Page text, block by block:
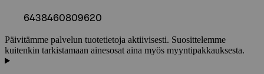
6438460809620
Päivitämme palvelun tuotetietoja aktiivisesti. Suosittelemme
kuitenkin tarkistamaan ainesosat aina myös myyntipakkauksesta.